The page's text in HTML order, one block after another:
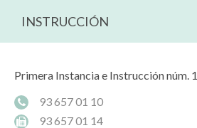
INSTRUCCIÓN
Primera Instancia e Instrucción núm. 1
93 657 01 10
93 657 01 14